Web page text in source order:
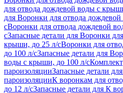
для отвода дождевой воды с
для Воронки для отвода
сВоронки для отвода дождевой
сЗапасные детали для Воронки
крыши, до 25 л/сВоронки для
до 100 л/сЗапасные детали для
воды с крыши, до 100 л/с
пароизоляцииЗапасные детали
пароизоляцииК воронкам для
до 12 л/сЗапасные детали для К